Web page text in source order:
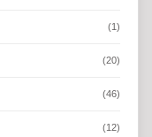
(1)
(20)
(46)
(12)